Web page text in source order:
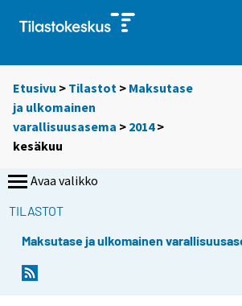
Etusivu > Tilastot > Maksutase
ja ulkomainen
varallisuusasema > 2014>
kesäkuu
Avaa valikko
TILASTOT
Maksutase ja ulkomainen